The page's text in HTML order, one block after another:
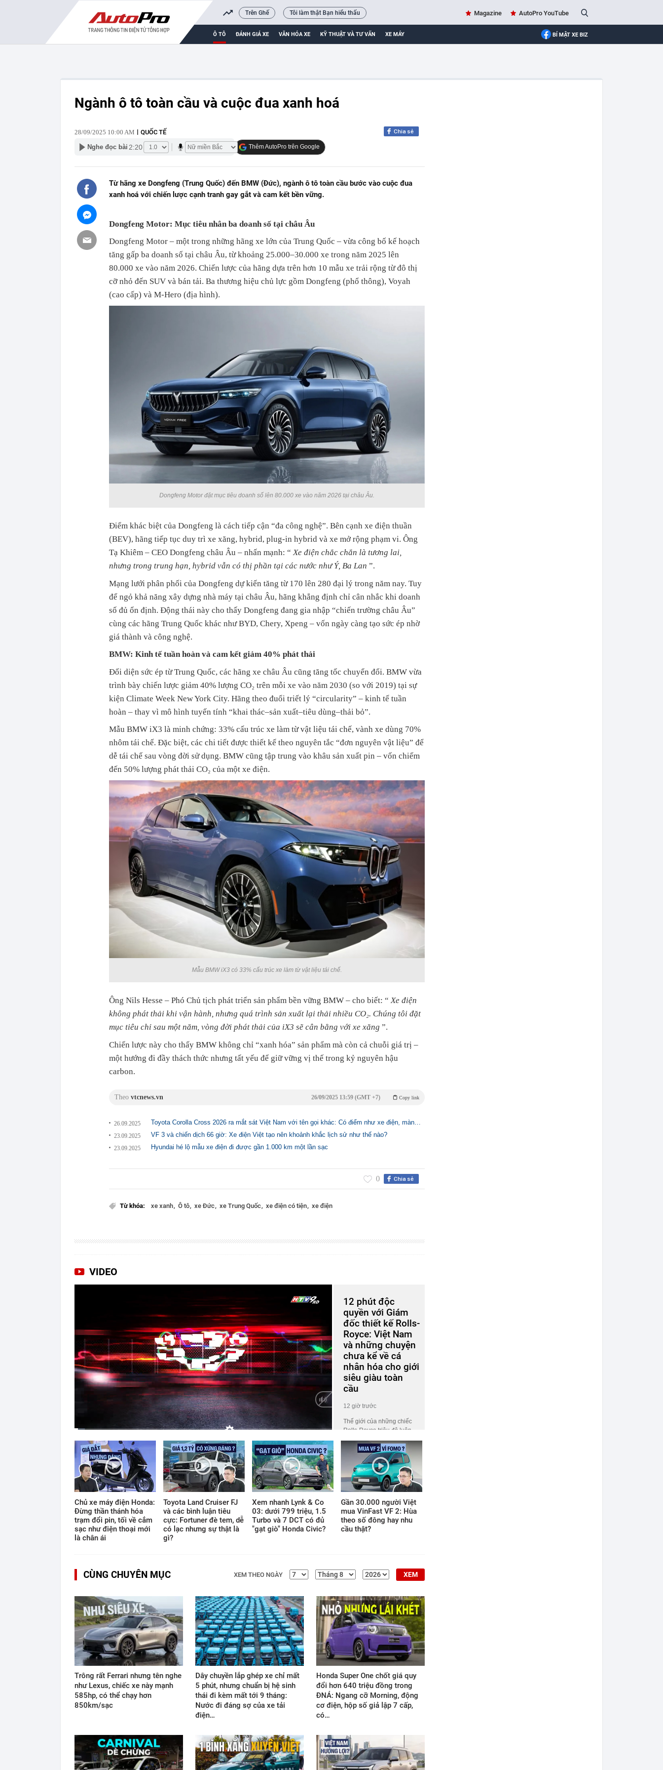
Trên Ghế Tôi làm thật Bạn hiểu thấu Magazine AutoPro YouTube
Ô TÔ ĐÁNH GIÁ XE VĂN HÓA XE KỸ THUẬT VÀ TƯ VẤN XE MÁY BÍ MẬT XE BIZ
Ngành ô tô toàn cầu và cuộc đua xanh hoá
28/09/2025 10:00 AM QUỐC TẾ Chia sẻ
Thêm AutoPro trên Google
Nghe đọc bài 2:20
Từ hãng xe Dongfeng (Trung Quốc) đến BMW (Đức), ngành ô tô toàn cầu bước vào cuộc đua
xanh hoá với chiến lược cạnh tranh gay gắt và cam kết bền vững.
Dongfeng Motor: Mục tiêu nhân ba doanh số tại châu Âu
Dongfeng Motor – một trong những hãng xe lớn của Trung Quốc – vừa công bố kế hoạch
tăng gấp ba doanh số tại châu Âu, từ khoảng 25.000–30.000 xe trong năm 2025 lên
80.000 xe vào năm 2026. Chiến lược của hãng dựa trên hơn 10 mẫu xe trải rộng từ đô thị
cỡ nhỏ đến SUV và bán tải. Ba thương hiệu chủ lực gồm Dongfeng (phổ thông), Voyah
(cao cấp) và M-Hero (địa hình).
Dongfeng Motor đặt mục tiêu doanh số lên 80.000 xe vào năm 2026 tại châu Âu.
Điểm khác biệt của Dongfeng là cách tiếp cận “đa công nghệ”. Bên cạnh xe điện thuần
(BEV), hãng tiếp tục duy trì xe xăng, hybrid, plug-in hybrid và xe mở rộng phạm vi. Ông
Tạ Khiêm – CEO Dongfeng châu Âu – nhấn mạnh: “Xe điện chắc chắn là tương lai,
nhưng trong trung hạn, hybrid vẫn có thị phần tại các nước như Ý, Ba Lan ”.
Mạng lưới phân phối của Dongfeng dự kiến tăng từ 170 lên 280 đại lý trong năm nay. Tuy
để ngỏ khả năng xây dựng nhà máy tại châu Âu, hãng khẳng định chỉ cân nhắc khi doanh
số đủ ổn định. Động thái này cho thấy Dongfeng đang gia nhập “chiến trường châu Âu”
cùng các hãng Trung Quốc khác như BYD, Chery, Xpeng – vốn ngày càng tạo sức ép nhờ
giá thành và công nghệ.
BMW: Kinh tế tuần hoàn và cam kết giảm 40% phát thải
Đối diện sức ép từ Trung Quốc, các hãng xe châu Âu cũng tăng tốc chuyển đổi. BMW vừa
trình bày chiến lược giảm 40% lượng CO₂ trên mỗi xe vào năm 2030 (so với 2019) tại sự
kiện Climate Week New York City. Hãng theo đuổi triết lý “circularity” – kinh tế tuần
hoàn – thay vì mô hình tuyến tính “khai thác–sản xuất–tiêu dùng–thải bỏ”.
Mẫu BMW iX3 là minh chứng: 33% cấu trúc xe làm từ vật liệu tái chế, vành xe dùng 70%
nhôm tái chế. Đặc biệt, các chi tiết được thiết kế theo nguyên tắc “đơn nguyên vật liệu” để
dễ tái chế sau vòng đời sử dụng. BMW cũng tập trung vào khâu sản xuất pin – vốn chiếm
đến 50% lượng phát thải CO₂ của một xe điện.
Mẫu BMW iX3 có 33% cấu trúc xe làm từ vật liệu tái chế.
Ông Nils Hesse – Phó Chủ tịch phát triển sản phẩm bền vững BMW – cho biết: “Xe điện
không phát thải khi vận hành, nhưng quá trình sản xuất lại thải nhiều CO₂. Chúng tôi đặt
mục tiêu chỉ sau một năm, vòng đời phát thải của iX3 sẽ cân bằng với xe xăng ”.
Chiến lược này cho thấy BMW không chỉ “xanh hóa” sản phẩm mà còn cả chuỗi giá trị –
một hướng đi đầy thách thức nhưng tất yếu để giữ vững vị thế trong kỷ nguyên hậu
carbon.
Theo vtcnews.vn Copy link
26/09/2025 13:59 (GMT +7)
26.09.2025 Toyota Corolla Cross 2026 ra mắt sát Việt Nam với tên gọi khác: Có điểm như xe điện, màn…
23.09.2025 VF 3 và chiến dịch 66 giờ: Xe điện Việt tạo nên khoảnh khắc lịch sử như thế nào?
23.09.2025 Hyundai hé lộ mẫu xe điện đi được gần 1.000 km một lần sạc
Chia sẻ
0
Từ khóa: xe xanh Ô tô xe Đức xe Trung Quốc xe điện có tiện xe điện
VIDEO
CurrentDuration
12 phút độc
quyền với Giám
đốc thiết kế Rolls-
Royce: Việt Nam
và những chuyện
chưa kể về cá
nhân hóa cho giới
siêu giàu toàn
cầu
12 giờ trước
Thế giới của những chiếc
Rolls-Royce triệu đô luôn
phủ một lớp màn bí ẩn khiến
công chúng tò mò. Ở đó, giá
trị không nằm ở những khối
động cơ gầm rú hay logo
lấp lánh, mà ẩn giấu trong
những tiêu chuẩn chế tác
khắt khe thách thức mọi giới
hạn thông thường của thế
giới vật chất.
Chủ xe máy điện Honda:
Đừng thần thánh hóa
trạm đổi pin, tối về cắm
sạc như điện thoại mới
là chân ái
Toyota Land Cruiser FJ
và các bình luận tiêu
cực: Fortuner đè tem, dễ
có lạc nhưng sự thật là
gì?
Xem nhanh Lynk & Co
03: dưới 799 triệu, 1.5
Turbo và 7 DCT có đủ
"gạt giò" Honda Civic?
Gần 30.000 người Việt
mua VinFast VF 2: Hùa
theo số đông hay nhu
cầu thật?
CÙNG CHUYÊN MỤC XEM THEO NGÀY XEM
Trông rất Ferrari nhưng tên nghe
như Lexus, chiếc xe này mạnh
585hp, có thể chạy hơn
850km/sạc
Dây chuyền lắp ghép xe chỉ mất
5 phút, nhưng chuẩn bị hệ sinh
thái đi kèm mất tới 9 tháng:
Nước đi đáng sợ của xe tải
điện…
Honda Super One chốt giá quy
đổi hơn 640 triệu đồng trong
ĐNÁ: Ngang cỡ Morning, động
cơ điện, hộp số giả lập 7 cấp,
có…